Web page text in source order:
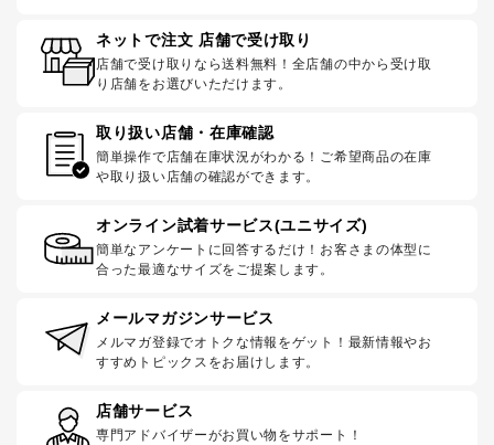
ネットで注文 店舗で受け取り
店舗で受け取りなら送料無料！全店舗の中から受け取
り店舗をお選びいただけます。
取り扱い店舗・在庫確認
簡単操作で店舗在庫状況がわかる！ご希望商品の在庫
や取り扱い店舗の確認ができます。
オンライン試着サービス(ユニサイズ)
簡単なアンケートに回答するだけ！お客さまの体型に
合った最適なサイズをご提案します。
メールマガジンサービス
メルマガ登録でオトクな情報をゲット！最新情報やお
すすめトピックスをお届けします。
店舗サービス
専門アドバイザーがお買い物をサポート！